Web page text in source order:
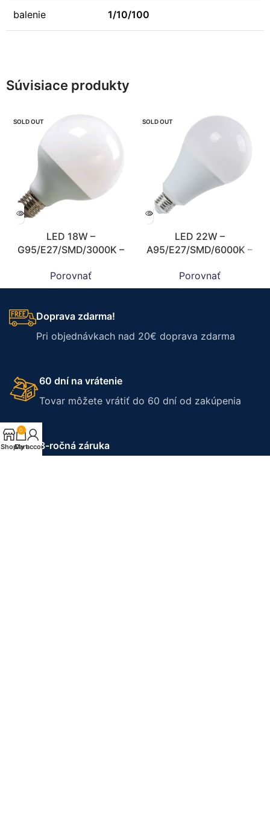
balenie 1/10/100
Súvisiace produkty
SOLD OUT
LED 18W –
G95/E27/SMD/3000K –
Porovnať
SOLD OUT
LED 22W –
A95/E27/SMD/6000K –
Porovnať
Doprava zdarma!
Pri objednávkach nad 20€ doprava zdarma
60 dní na vrátenie
Tovar môžete vrátiť do 60 dní od zakúpenia
3-ročná záruka
Shop
0
Cart
My account